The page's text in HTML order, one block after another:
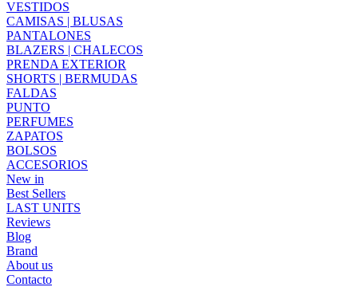
VESTIDOS
CAMISAS | BLUSAS
PANTALONES
BLAZERS | CHALECOS
PRENDA EXTERIOR
SHORTS | BERMUDAS
FALDAS
PUNTO
PERFUMES
ZAPATOS
BOLSOS
ACCESORIOS
New in
Best Sellers
LAST UNITS
Reviews
Blog
Brand
About us
Contacto